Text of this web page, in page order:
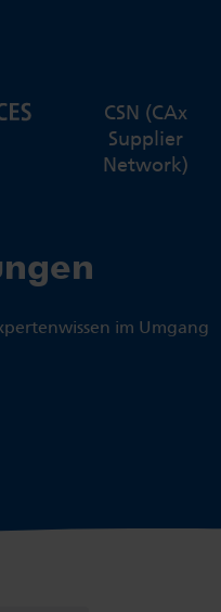
CSN (CAx
Supplier
Network)
im Umgang